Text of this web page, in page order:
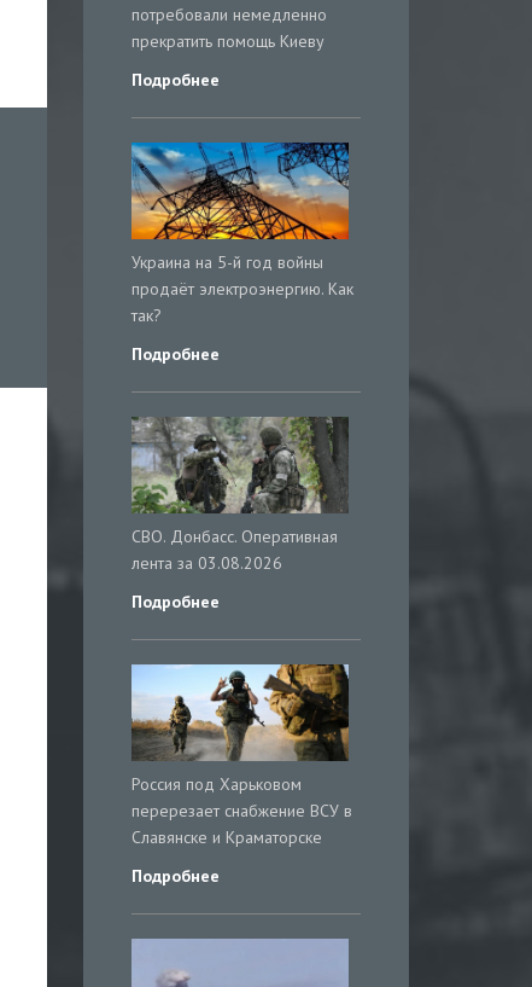
потребовали немедленно
прекратить помощь Киеву
Подробнее
Украина на 5-й год войны
продаёт электроэнергию. Как
так?
Подробнее
СВО. Донбасс. Оперативная
лента за 03.08.2026
Подробнее
Россия под Харьковом
перерезает снабжение ВСУ в
Славянске и Краматорске
Подробнее